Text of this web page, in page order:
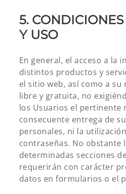
5.
Y USO
En general, el acceso a la
distintos productos y
el sitio web, así como a su
libre y gratuita, no
los Usuarios el pertinente
consecuente entrega de
personales, ni la
contraseñas. No obstante
determinadas secciones
requerirán con carácter
datos en formularios o el